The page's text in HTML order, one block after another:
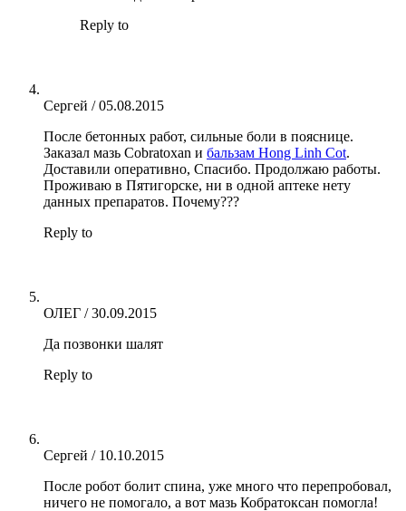
Reply to
Сергей /05.08.2015
После бетонных работ, сильные боли в пояснице.
Заказал мазь Cobratoxan и бальзам Hong Linh Cot.
Доставили оперативно, Спасибо. Продолжаю работы.
Проживаю в Пятигорске, ни в одной аптеке нету
данных препаратов. Почему???
Reply to
ОЛЕГ /30.09.2015
Да позвонки шалят
Reply to
Сергей / 10.10.2015
После робот болит спина, уже много что перепробовал,
ничего не помогало, а вот мазь Кобратоксан помогла!